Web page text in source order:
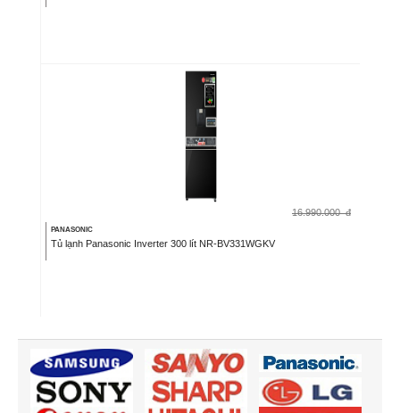
16.990.000 đ
PANASONIC
Tủ lạnh Panasonic Inverter 300 lít NR-BV331WGKV